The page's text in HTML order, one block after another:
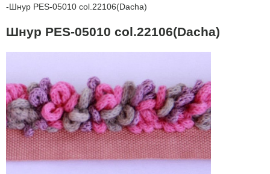
-Шнур PES-05010 col.22106(Dacha)
Шнур PES-05010 col.22106(Dacha)